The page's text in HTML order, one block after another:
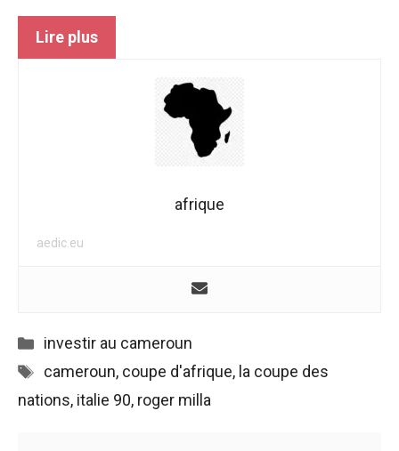
Lire plus
afrique
aedic.eu
Catégories
investir au cameroun
Étiquettes
cameroun, coupe d'afrique, la coupe des
nations, italie 90, roger milla